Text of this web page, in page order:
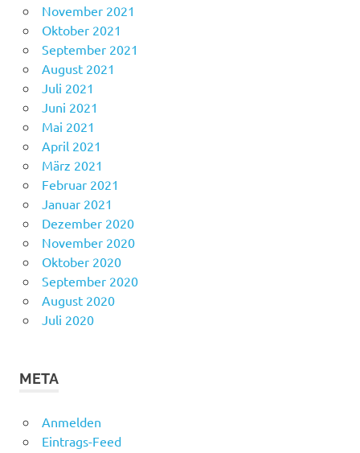
November 2021
Oktober 2021
September 2021
August 2021
Juli 2021
Juni 2021
Mai 2021
April 2021
März 2021
Februar 2021
Januar 2021
Dezember 2020
November 2020
Oktober 2020
September 2020
August 2020
Juli 2020
META
Anmelden
Eintrags-Feed